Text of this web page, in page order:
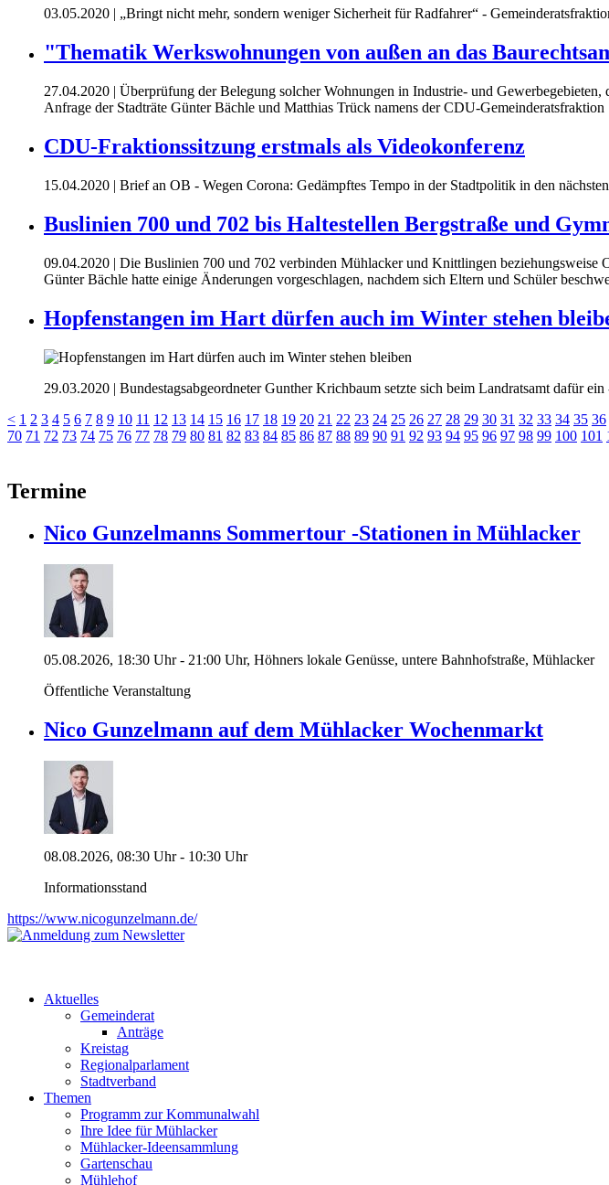
03.05.2020 | „Bringt nicht mehr, sondern weniger Sicherheit für Radfahrer“ -
"Thematik Werkswohnungen von außen an das
27.04.2020 | Überprüfung der Belegung solcher Wohnungen in Industrie- und
Anfrage der Stadträte Günter Bächle und Matthias Trück namens der CDU-Gemeinderatsfraktion
CDU-Fraktionssitzung erstmals als Videokonferenz
15.04.2020 | Brief an OB - Wegen Corona: Gedämpftes Tempo in der Stadtpolitik in den
Buslinien 700 und 702 bis Haltestellen Bergstraße und
09.04.2020 | Die Buslinien 700 und 702 verbinden Mühlacker und Knittlingen
Günter Bächle hatte einige Änderungen vorgeschlagen, nachdem sich Eltern und Schüler
Hopfenstangen im Hart dürfen auch im Winter stehen
29.03.2020 | Bundestagsabgeordneter Gunther Krichbaum setzte sich beim Landratsamt dafür
< 1 2 3 4 5 6 7 8 9 10 11 12 13 14 15 16 17 18 19 20 21 22 23 24 25 26 27 28 29 30 31 32 33 34 35 36
70 71 72 73 74 75 76 77 78 79 80 81 82 83 84 85 86 87 88 89 90 91 92 93 94 95 96 97 98 99 100 101
Termine
Nico Gunzelmanns Sommertour -Stationen in Mühlacker
05.08.2026, 18:30 Uhr - 21:00 Uhr, Höhners lokale Genüsse, untere Bahnhofstraße, Mühlacker
Öffentliche Veranstaltung
Nico Gunzelmann auf dem Mühlacker Wochenmarkt
08.08.2026, 08:30 Uhr - 10:30 Uhr
Informationsstand
https://www.nicogunzelmann.de/
Aktuelles
Gemeinderat
Anträge
Kreistag
Regionalparlament
Stadtverband
Themen
Programm zur Kommunalwahl
Ihre Idee für Mühlacker
Mühlacker-Ideensammlung
Gartenschau
Mühlehof